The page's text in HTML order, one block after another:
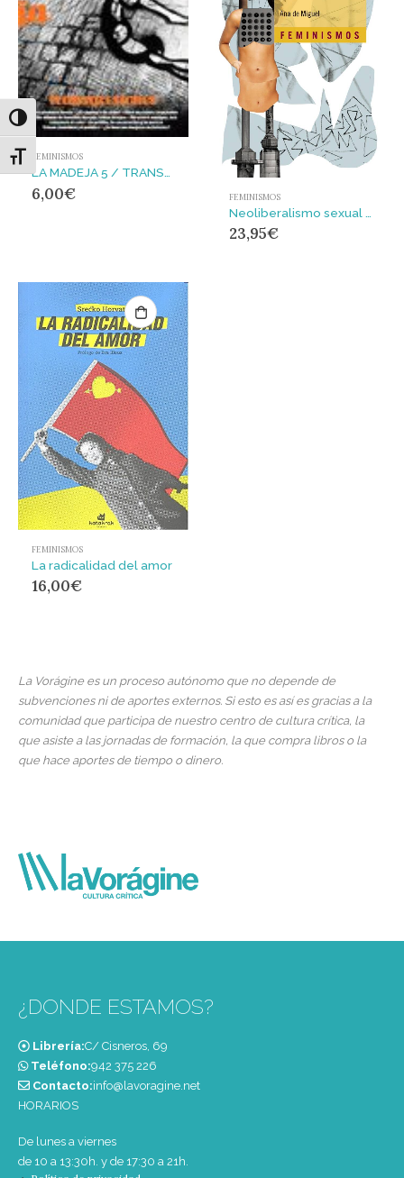
Alternar alto contraste
Alternar tamaño de letra
FEMINISMOS
6,00€ FEMINISMOS
23,95€
FEMINISMOS
La radicalidad del amor
16,00€
La Vorágine es un proceso autónomo que no depende de
subvenciones ni de aportes externos. Si esto es así es gracias a la
comunidad que participa de nuestro centro de cultura crítica, la
que asiste a las jornadas de formación, la que compra libros o la
que hace aportes de tiempo o dinero.
¿DONDE ESTAMOS?
Librería:C/ Cisneros, 69
Teléfono:‭942 375 226‬
Contacto:info@lavoragine.net
HORARIOS
De lunes a viernes
de 10 a 13:30h. y de 17:30 a 21h.